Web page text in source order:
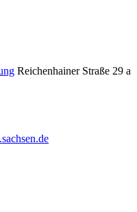
Reichenhainer Straße 29 a